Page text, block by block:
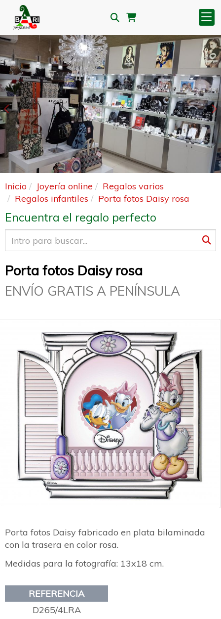
Anterior
Inicio Joyería online
Regalos varios
Regalos infantiles
Porta fotos Daisy rosa
Encuentra el regalo perfecto
Porta fotos Daisy rosa
ENVÍO GRATIS A PENÍNSULA
Porta fotos Daisy fabricado en plata bilaminada
con la trasera en color rosa.
Medidas para la fotografía: 13x18 cm.
REFERENCIA
D265/4LRA